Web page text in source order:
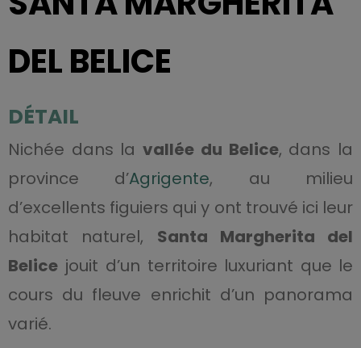
DEL BELICE
DÉTAIL
Nichée dans lavallée du Belice, dans la
province d’Agrigente, au milieu
d’excellents figuiers qui y ont trouvé ici leur
habitat naturel, Santa Margherita del
Belicejouit d’un territoire luxuriant que le
cours du fleuve enrichit d’un panorama
varié.